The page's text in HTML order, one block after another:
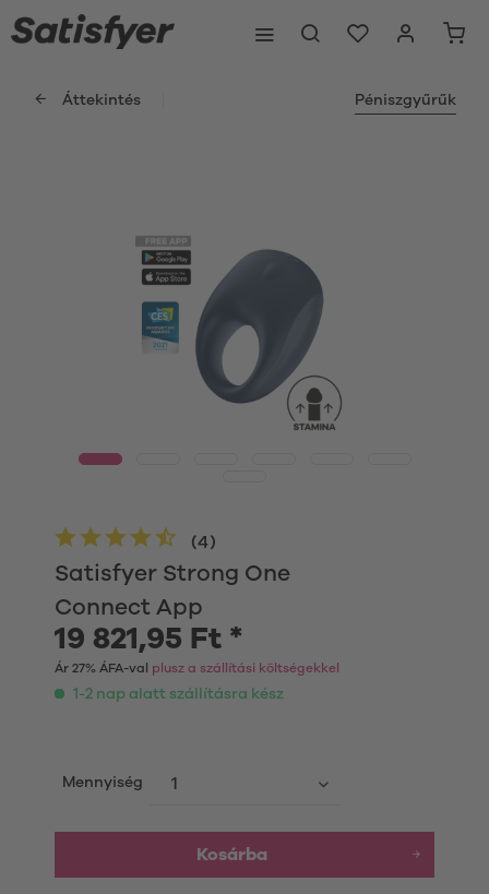
Áttekintés Péniszgyűrűk
Satisfyer Strong One
Connect App
(4)
19 821,95 Ft *
Ár 27% ÁFA-val plusz a szállítási költségekkel
1-2 nap alatt szállításra kész
Mennyiség
Kosárba